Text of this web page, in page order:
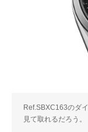
Ref.SBXC163のダ
見て取れるだろう。